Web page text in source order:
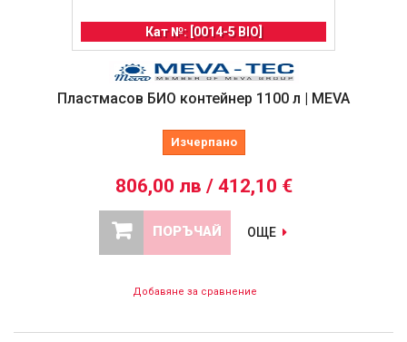
Кат №: [0014-5 BIO]
Пластмасов БИО контейнер 1100 л | MEVA
Изчерпано
806,00 лв / 412,10 €
ПОРЪЧАЙ ОЩЕ
Добавяне за сравнение